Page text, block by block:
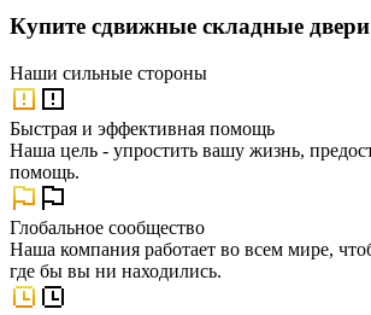
Купите сдвижные складные
Наши сильные стороны
Быстрая и эффективная помощь
Наша цель - упростить вашу жизнь,
помощь.
Глобальное сообщество
Наша компания работает во всем мире,
где бы вы ни находились.